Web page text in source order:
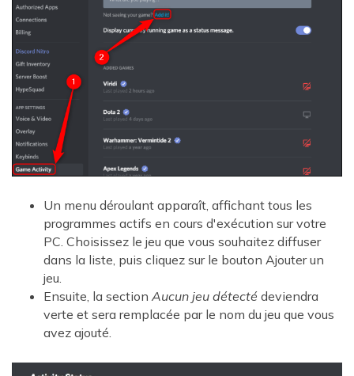
Un menu déroulant apparaît, affichant tous les
programmes actifs en cours d'exécution sur votre
PC. Choisissez le jeu que vous souhaitez diffuser
dans la liste, puis cliquez sur le bouton Ajouter un
jeu.
Ensuite, la section Aucun jeu détecté deviendra
verte et sera remplacée par le nom du jeu que vous
avez ajouté.